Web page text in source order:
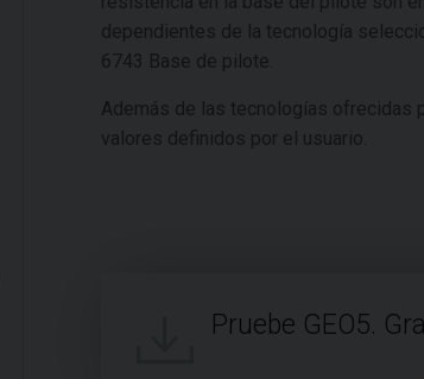
dependientes de la tecnología
6743 Base de pilote.
Además de las tecnologías ofrecidas
valores definidos por el usuario.
Pruebe GEO5.